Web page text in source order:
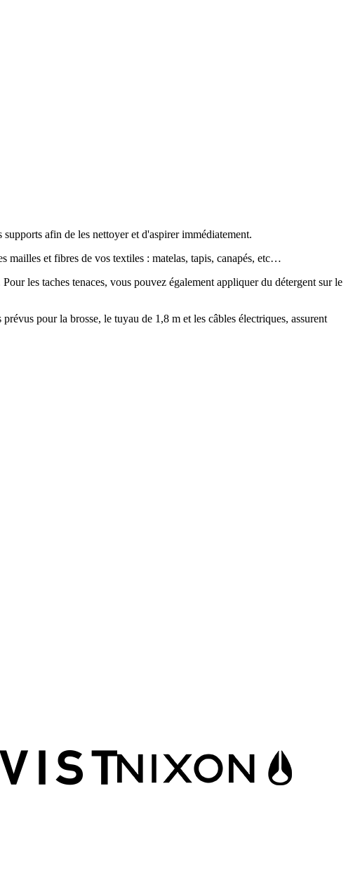
afin de les nettoyer et d'aspirer immédiatement.
mailles et fibres de vos textiles : matelas, tapis, canapés, etc…
les taches tenaces, vous pouvez également appliquer du détergent sur le
pour la brosse, le tuyau de 1,8 m et les câbles électriques, assurent